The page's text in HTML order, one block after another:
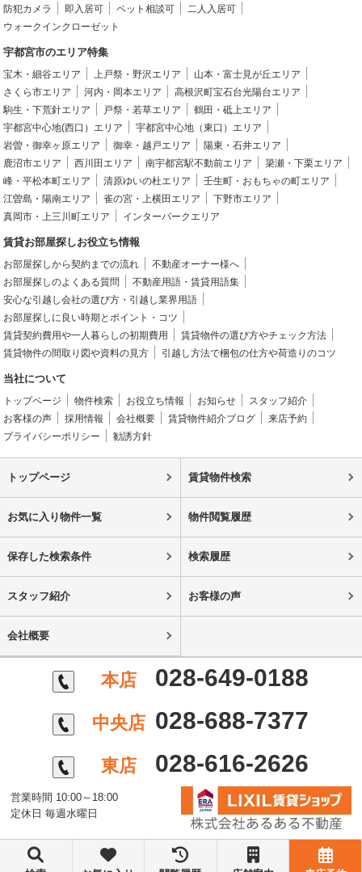
防犯カメラ
即入居可 ペット相談可
二人入居可
ウォークインクローゼット
宇都宮市のエリア特集
宝木・細谷エリア 上戸祭・野沢エリア
山本・富士見が丘エリア
さくら市エリア
河内・岡本エリア
高根沢町宝石台光陽台エリア
駒生・下荒針エリア
戸祭・若草エリア
鶴田・砥上エリア
宇都宮中心地(西口）エリア
宇都宮中心地（東口）エリア
岩曽・御幸ヶ原エリア
御幸・越戸エリア
陽東・石井エリア
鹿沼市エリア
西川田エリア 南宇都宮駅不動前エリア
簗瀬・下栗エリア
峰・平松本町エリア
清原ゆいの杜エリア
壬生町・おもちゃの町エリア
江曽島・陽南エリア
雀の宮・上横田エリア
下野市エリア
真岡市・上三川町エリア
インターパークエリア
賃貸お部屋探しお役立ち情報
お部屋探しから契約までの流れ
不動産オーナー様へ
お部屋探しのよくある質問
不動産用語・賃貸用語集
安心な引越し会社の選び方・引越し業界用語
お部屋探しに良い時期とポイント・コツ
賃貸契約費用や一人暮らしの初期費用
賃貸物件の選び方やチェック方法
賃貸物件の間取り図や資料の見方
引越し方法で梱包の仕方や荷造りのコツ
当社について
トップページ 物件検索 お役立ち情報 お知らせ
スタッフ紹介
お客様の声
採用情報 会社概要 賃貸物件紹介ブログ
来店予約
プライバシーポリシー
勧誘方針
トップページ 賃貸物件検索
お気に入り物件一覧 物件閲覧履歴
保存した検索条件 検索履歴
スタッフ紹介 お客様の声
会社概要
本店 028-649-0188
中央店 028-688-7377
東店 028-616-2626
営業時間 10:00～18:00
定休日 毎週水曜日
©株式会社あるある不動産